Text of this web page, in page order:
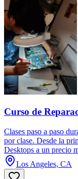
Curso de
Clases paso a paso
por clase. Desde la
Desktops a un precio
Los Angeles, CA